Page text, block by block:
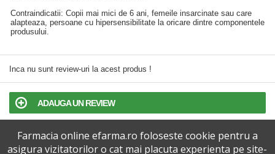
Contraindicatii: Copii mai mici de 6 ani, femeile insarcinate sau care
alapteaza, persoane cu hipersensibilitate la oricare dintre componentele
produsului.
Inca nu sunt review-uri la acest produs !
ADAUGA UN REVIEW
TERMENI SI CONDITII
Farmacia online efarma.ro foloseste cookie pentru a
asigura vizitatorilor o cat mai placuta experienta pe site-